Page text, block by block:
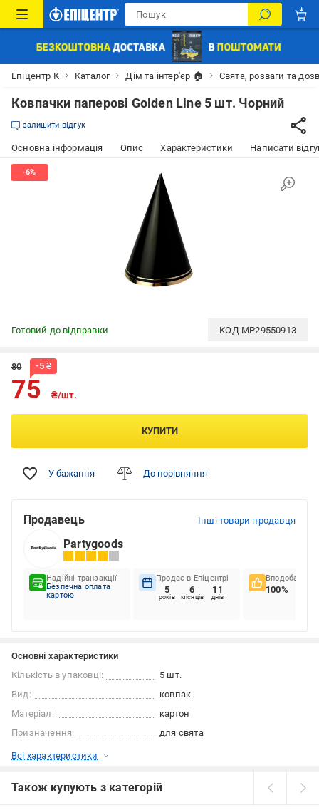
Епіцентр К Каталог Дім та інтер'єр 🏠 Свята, розваги та
Ковпачки паперові Golden Line 5 шт. Чорний
залишити відгук
Основна інформація Опис Характеристики Написати
Готовий до відправки КОД MP29550913
80 -5₴
75 ₴/шт.
КУПИТИ
У бажання До порівняння
Продавець Інші товари продавця
Partygoods
Надійні транзакції
Безпечна оплата
картою
Продає в Епіцентрі
5
років
6
місяців
11
днів
Вподобання
100%
Основні характеристики
Кількість в упаковці:
5 шт.
Вид:
ковпак
Матеріал:
картон
Призначення:
для свята
Всі характеристики
Також купують з категорій